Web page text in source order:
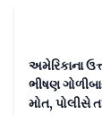
અમેરિકાના
ભીષણ
મોત, પોલીસે